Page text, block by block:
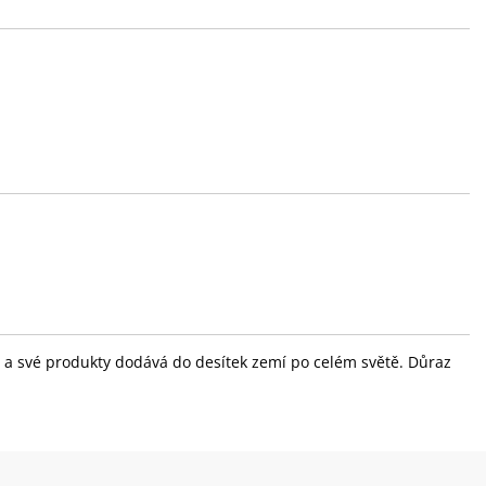
své produkty dodává do desítek zemí po celém světě. Důraz